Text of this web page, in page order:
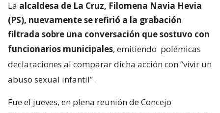
La alcaldesa de La Cruz, Filomena Navia Hevia
(PS), nuevamente se refirió a la grabación
filtrada sobre una conversación que sostuvo con
funcionarios municipales, emitiendo polémicas
declaraciones al comparar dicha acción con “vivir un
abuso sexual infantil” .
Fue el jueves, en plena reunión de Concejo